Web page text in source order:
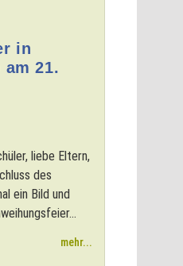
in
21.
liebe Eltern,
des
ein Bild und
mehr...